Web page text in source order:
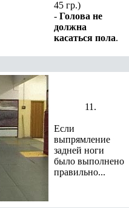
45 гр.)
- Голова не
должна
касаться пола.
11.
Если
выпрямление
задней ноги
было выполнено
правильно...